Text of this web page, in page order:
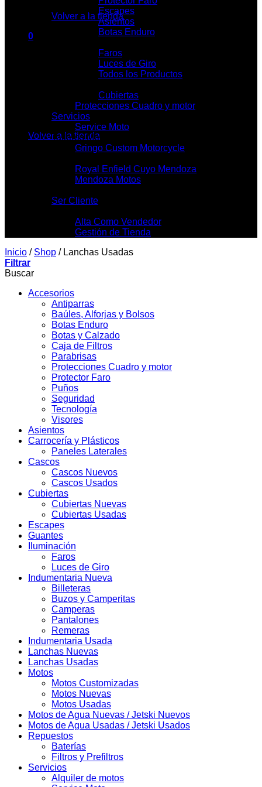
Volver a la tienda
0
No hay productos en el carrito.
Volver a la tienda
Escapes
Asientos
Botas Enduro
Faros
Luces de Giro
Todos los Productos
Cubiertas
Protecciones Cuadro y motor
Servicios
Service Moto
Talleres Mecánicos
Gringo Custom Motorcycle
Royal Enfield Cuyo Mendoza
Mendoza Motos
Ser Cliente
Alta Como Vendedor
Gestión de Tienda
Inicio / Shop /Lanchas Usadas
Filtrar
Buscar
Accesorios
Antiparras
Baúles, Alforjas y Bolsos
Botas Enduro
Botas y Calzado
Caja de Filtros
Parabrisas
Protecciones Cuadro y motor
Protector Faro
Puños
Seguridad
Tecnología
Visores
Asientos
Carrocería y Plásticos
Paneles Laterales
Cascos
Cascos Nuevos
Cascos Usados
Cubiertas
Cubiertas Nuevas
Cubiertas Usadas
Escapes
Guantes
Iluminación
Faros
Luces de Giro
Indumentaria Nueva
Billeteras
Buzos y Camperitas
Camperas
Pantalones
Remeras
Indumentaria Usada
Lanchas Nuevas
Lanchas Usadas
Motos
Motos Customizadas
Motos Nuevas
Motos Usadas
Motos de Agua Nuevas / Jetski Nuevos
Motos de Agua Usadas / Jetski Usados
Repuestos
Baterías
Filtros y Prefiltros
Servicios
Alquiler de motos